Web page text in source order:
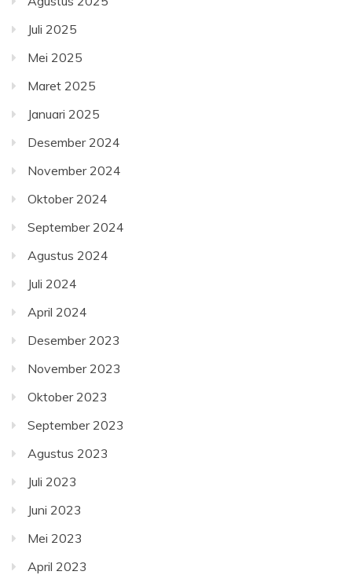
Juli 2025
Mei 2025
Maret 2025
Januari 2025
Desember 2024
November 2024
Oktober 2024
September 2024
Agustus 2024
Juli 2024
April 2024
Desember 2023
November 2023
Oktober 2023
September 2023
Agustus 2023
Juli 2023
Juni 2023
Mei 2023
April 2023